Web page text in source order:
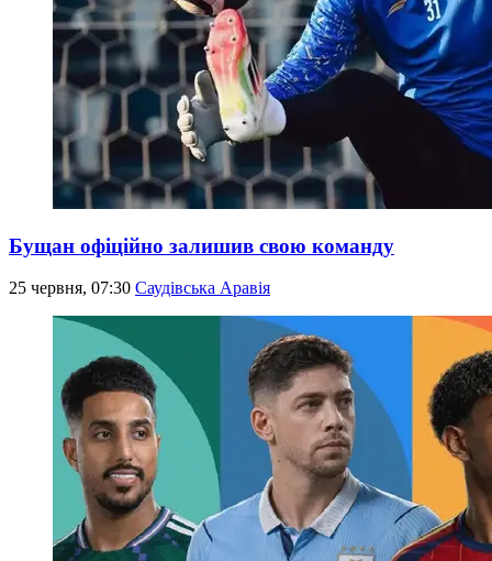
Бущан офіційно залишив свою команду
25 червня, 07:30 Саудівська Аравія